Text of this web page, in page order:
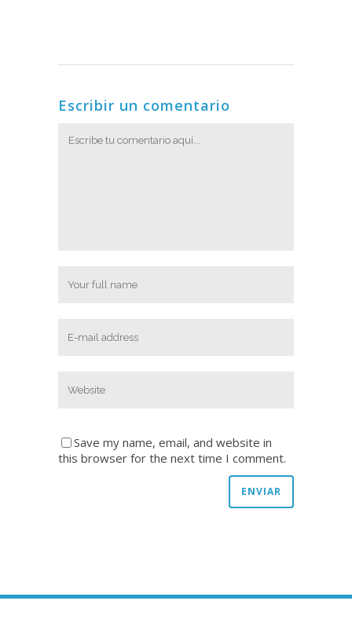
Escribir un comentario
Save my name, email, and website in
this browser for the next time I comment.